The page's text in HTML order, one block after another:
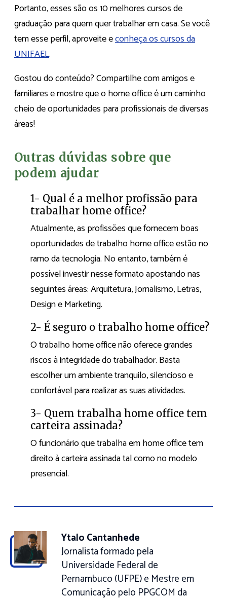
Portanto, esses são os 10 melhores cursos de
graduação para quem quer trabalhar em casa. Se você
tem esse perfil, aproveite econheça os cursos da
UNIFAEL.
Gostou do conteúdo? Compartilhe com amigos e
familiares e mostre que o home office é um caminho
cheio de oportunidades para profissionais de diversas
áreas!
Outras dúvidas sobre que
podem ajudar
1- Qual é a melhor profissão para
trabalhar home office?
Atualmente, as profissões que fornecem boas
oportunidades de trabalho home office estão no
ramo da tecnologia. No entanto, também é
possível investir nesse formato apostando nas
seguintes áreas: Arquitetura, Jornalismo, Letras,
Design e Marketing.
2- É seguro o trabalho home office?
O trabalho home office não oferece grandes
riscos à integridade do trabalhador. Basta
escolher um ambiente tranquilo, silencioso e
confortável para realizar as suas atividades.
3- Quem trabalha home office tem
carteira assinada?
O funcionário que trabalha em home office tem
direito à carteira assinada tal como no modelo
presencial.
Ytalo Cantanhede
Jornalista formado pela
Universidade Federal de
Pernambuco (UFPE) e Mestre em
Comunicação pelo PPGCOM da